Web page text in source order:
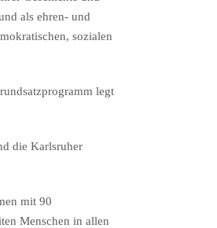
als ehren- und
sozialen
legt
die Karlsruher
mit 90
Menschen in allen